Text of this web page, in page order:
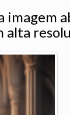
imagem
alta